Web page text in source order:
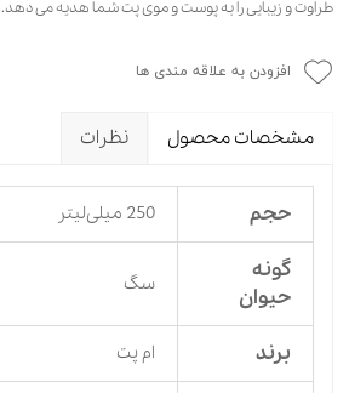
طراوت و زیبایی را به پوست و موی پت شما هدیه می دهد.
افزودن به علاقه مندی ها
مشخصات محصول نظرات
حجم 250 میلی‌لیتر
گونه
حیوان
سگ
برند ام پت